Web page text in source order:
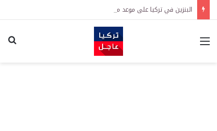
البنزين في تركيا على موعد مع زيادة جديدة.. كم سترتفع الأسعار؟
القائمة